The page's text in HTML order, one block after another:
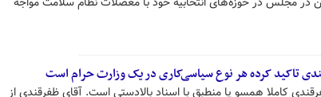
تاکید کرده هر نوع سیاسی‌کاری در یک وزارت حرام است
کاملا همسو یا منطبق با اسناد بالادستی است. آقای ظفرقندی از